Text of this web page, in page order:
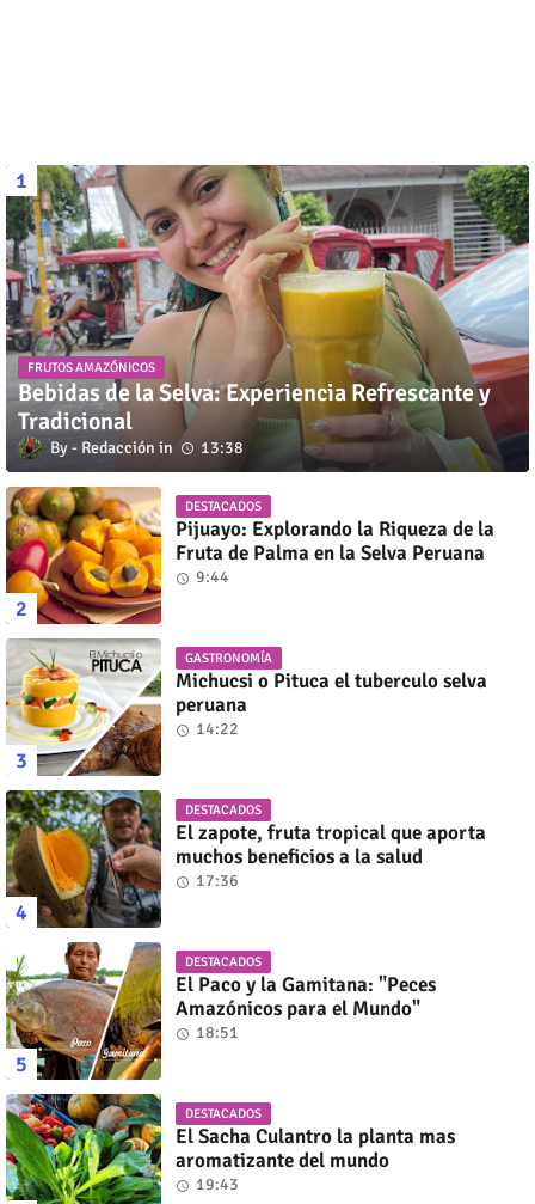
FRUTOS AMAZÓNICOS
Bebidas de la Selva: Experiencia Refrescante y
Tradicional
Redacción 13:38
DESTACADOS
Pijuayo: Explorando la Riqueza de la
Fruta de Palma en la Selva Peruana
9:44
GASTRONOMÍA
Michucsi o Pituca el tuberculo selva
peruana
14:22
DESTACADOS
El zapote, fruta tropical que aporta
muchos beneficios a la salud
17:36
DESTACADOS
El Paco y la Gamitana: "Peces
Amazónicos para el Mundo"
18:51
DESTACADOS
El Sacha Culantro la planta mas
aromatizante del mundo
19:43